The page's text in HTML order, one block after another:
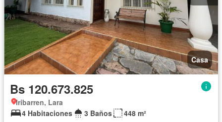
Casa
Bs 120.673.825
Iribarren, Lara
4 Habitaciones
3 Baños 448 m²